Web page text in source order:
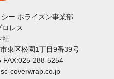
ー ホライズン事業部
ロレス
社
東区松園1丁目9番39号
FAX:025-288-5254
coverwrap.co.jp